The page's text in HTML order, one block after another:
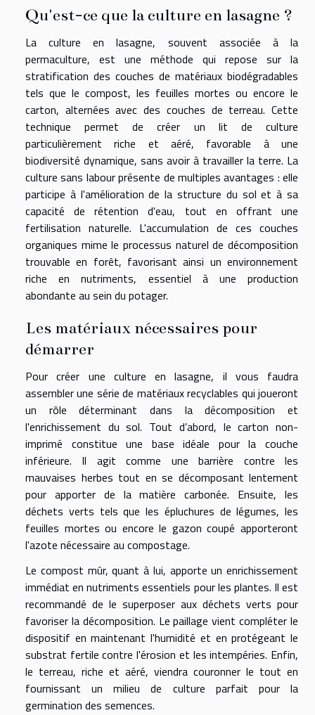
Qu'est-ce que la culture en lasagne ?
La culture en lasagne, souvent associée à la
permaculture, est une méthode qui repose sur la
stratification des couches de matériaux biodégradables
tels que le compost, les feuilles mortes ou encore le
carton, alternées avec des couches de terreau. Cette
technique permet de créer un lit de culture
particulièrement riche et aéré, favorable à une
biodiversité dynamique, sans avoir à travailler la terre. La
culture sans labour présente de multiples avantages : elle
participe à l'amélioration de la structure du sol et à sa
capacité de rétention d'eau, tout en offrant une
fertilisation naturelle. L'accumulation de ces couches
organiques mime le processus naturel de décomposition
trouvable en forêt, favorisant ainsi un environnement
riche en nutriments, essentiel à une production
abondante au sein du potager.
Les matériaux nécessaires pour
démarrer
Pour créer une culture en lasagne, il vous faudra
assembler une série de matériaux recyclables qui joueront
un rôle déterminant dans la décomposition et
l'enrichissement du sol. Tout d’abord, le carton non-
imprimé constitue une base idéale pour la couche
inférieure. Il agit comme une barrière contre les
mauvaises herbes tout en se décomposant lentement
pour apporter de la matière carbonée. Ensuite, les
déchets verts tels que les épluchures de légumes, les
feuilles mortes ou encore le gazon coupé apporteront
l'azote nécessaire au compostage.
Le compost mûr, quant à lui, apporte un enrichissement
immédiat en nutriments essentiels pour les plantes. Il est
recommandé de le superposer aux déchets verts pour
favoriser la décomposition. Le paillage vient compléter le
dispositif en maintenant l'humidité et en protégeant le
substrat fertile contre l'érosion et les intempéries. Enfin,
le terreau, riche et aéré, viendra couronner le tout en
fournissant un milieu de culture parfait pour la
germination des semences.